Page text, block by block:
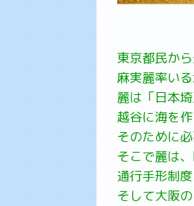
東京都民か
麻実麗率い
麗は「日本
越谷に海を作
そのために
そこで麗は
通行手形制
そして大阪